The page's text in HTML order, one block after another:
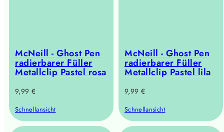
McNeill - Ghost Pen
radierbarer Füller
Metallclip Pastel rosa
Regulärer
9,99 €
Schnellansicht
McNeill - Ghost Pen
radierbarer Füller
Metallclip Pastel lila
Regulärer
9,99 €
Schnellansicht